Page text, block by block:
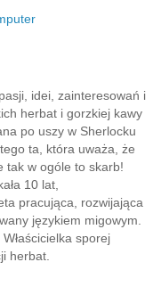
idei, zainteresowań i
herbat i gorzkiej kawy
po uszy w Sherlocku
ta, która uważa, że
tak w ogóle to skarb!
10 lat,
pracująca, rozwijająca
językiem migowym.
sporej
herbat.